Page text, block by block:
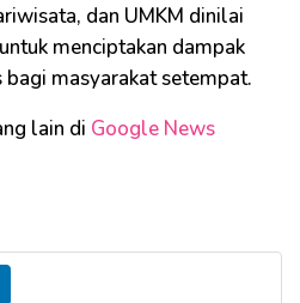
dan UMKM dinilai
menciptakan dampak
masyarakat setempat.
lain di Google News